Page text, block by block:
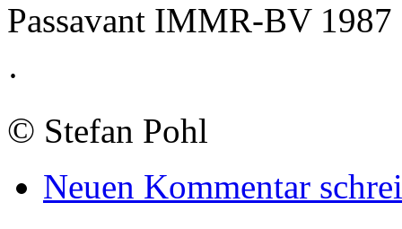
Passavant IMMR-BV 1987
·
© Stefan Pohl
Neuen Kommentar